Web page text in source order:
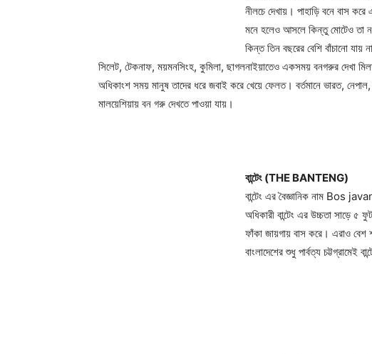
নীলচে দেখায়। পাহাড়ি বনে বাস
মনে হলেও আসলে কিন্তু মোটেও তা
কিন্ত তিন বছরের বেশি বাঁচানো যায়
সিলেট, টেকনাফ, ময়মনসিংহ, কুমিলা, ছাগলনাইয়াতেও একসময় বনগরুর দেখা
অধিকাংশ সময় মানুষ তাদের ধরে জবাই করে খেয়ে ফেলত। বর্তমানে ভারত,
মালয়েশিয়ায় বন গরু দেখতে পাওয়া যায়।
বান্টেং (THE BANTENG)
বান্টেং এর বৈজ্ঞানিক নাম Bos
অধিকারী বান্টেং এর উচ্চতা সাড়ে ৫
ফাঁকা জায়গায় বাস করে। এরাও বেশ
বাংলাদেশের শুধু পার্বত্য চট্টগ্রামেই